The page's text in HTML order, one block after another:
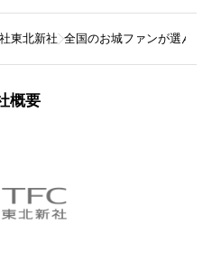
東北新社 全国のお城ファンが選んだ
概要